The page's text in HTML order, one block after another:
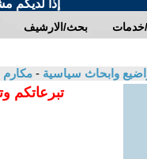
إذا لديكم
بحث/الارشيف خدمات
وابحاث سياسية - مكارم
تبرعاتكم